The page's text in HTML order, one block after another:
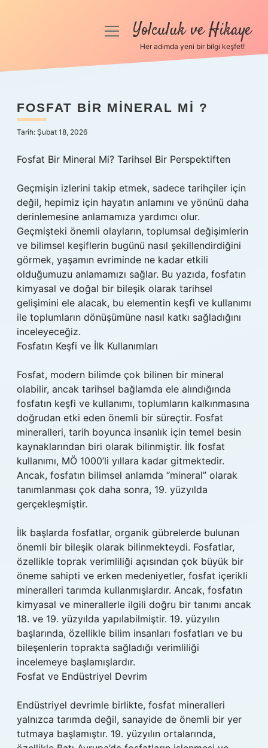
Anasayfa
Yasal Uyarı
menüyüYolculuk ve Hikaye
Her adımda yeni bir bilgi keşfet!
FOSFAT BIR MINERAL MI ?
Tarih: Şubat 18, 2026
Fosfat Bir Mineral Mi? Tarihsel Bir Perspektiften
Geçmişin izlerini takip etmek, sadece tarihçiler için
değil, hepimiz için hayatın anlamını ve yönünü daha
derinlemesine anlamamıza yardımcı olur.
Geçmişteki önemli olayların, toplumsal değişimlerin
ve bilimsel keşiflerin bugünü nasıl şekillendirdiğini
görmek, yaşamın evriminde ne kadar etkili
olduğumuzu anlamamızı sağlar. Bu yazıda, fosfatın
kimyasal ve doğal bir bileşik olarak tarihsel
gelişimini ele alacak, bu elementin keşfi ve kullanımı
ile toplumların dönüşümüne nasıl katkı sağladığını
inceleyeceğiz.
Fosfatın Keşfi ve İlk Kullanımları
Fosfat, modern bilimde çok bilinen bir mineral
olabilir, ancak tarihsel bağlamda ele alındığında
fosfatın keşfi ve kullanımı, toplumların kalkınmasına
doğrudan etki eden önemli bir süreçtir. Fosfat
mineralleri, tarih boyunca insanlık için temel besin
kaynaklarından biri olarak bilinmiştir. İlk fosfat
kullanımı, MÖ 1000’li yıllara kadar gitmektedir.
Ancak, fosfatın bilimsel anlamda “mineral” olarak
tanımlanması çok daha sonra, 19. yüzyılda
gerçekleşmiştir.
İlk başlarda fosfatlar, organik gübrelerde bulunan
önemli bir bileşik olarak bilinmekteydi. Fosfatlar,
özellikle toprak verimliliği açısından çok büyük bir
öneme sahipti ve erken medeniyetler, fosfat içerikli
mineralleri tarımda kullanmışlardır. Ancak, fosfatın
kimyasal ve minerallerle ilgili doğru bir tanımı ancak
18. ve 19. yüzyılda yapılabilmiştir. 19. yüzyılın
başlarında, özellikle bilim insanları fosfatları ve bu
bileşenlerin toprakta sağladığı verimliliği
incelemeye başlamışlardır.
Fosfat ve Endüstriyel Devrim
Endüstriyel devrimle birlikte, fosfat mineralleri
yalnızca tarımda değil, sanayide de önemli bir yer
tutmaya başlamıştır. 19. yüzyılın ortalarında,